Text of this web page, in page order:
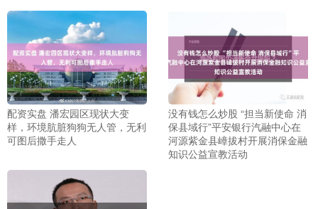
配资实盘 潘宏园区现状大变
样，环境肮脏狗狗无人管，无利
可图后撒手走人
没有钱怎么炒股 “担当新使命 消
保县域行”平安银行汽融中心在
河源紫金县嶂拔村开展消保金融
知识公益宣教活动